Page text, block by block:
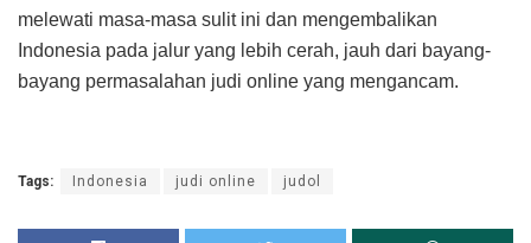
melewati masa-masa sulit ini dan mengembalikan
Indonesia pada jalur yang lebih cerah, jauh dari bayang-
bayang permasalahan judi online yang mengancam.
Tags: Indonesia judi online judol